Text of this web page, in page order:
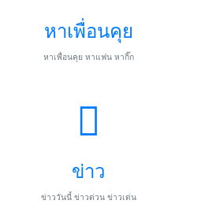
หาเพื่อนคุย
หาเพื่อนคุย หาแฟน หากิ๊ก
ข่าว
ข่าววันนี้ ข่าวด่วน ข่าวเด่น